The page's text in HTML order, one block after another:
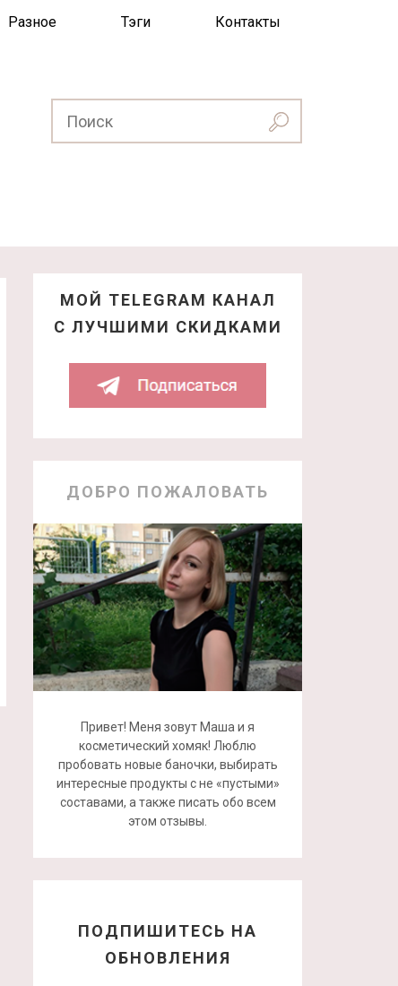
Разное Тэги Контакты
МОЙ TELEGRAM КАНАЛ
С ЛУЧШИМИ СКИДКАМИ
ДОБРО ПОЖАЛОВАТЬ
Привет! Меня зовут Маша и я
косметический хомяк! Люблю
пробовать новые баночки, выбирать
интересные продукты с не «пустыми»
составами, а также писать обо всем
этом отзывы.
ПОДПИШИТЕСЬ НА
ОБНОВЛЕНИЯ